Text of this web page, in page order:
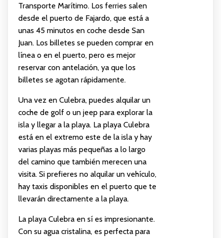
Transporte Marítimo. Los ferries salen
desde el puerto de Fajardo, que está a
unas 45 minutos en coche desde San
Juan. Los billetes se pueden comprar en
línea o en el puerto, pero es mejor
reservar con antelación, ya que los
billetes se agotan rápidamente.
Una vez en Culebra, puedes alquilar un
coche de golf o un jeep para explorar la
isla y llegar a la playa. La playa Culebra
está en el extremo este de la isla y hay
varias playas más pequeñas a lo largo
del camino que también merecen una
visita. Si prefieres no alquilar un vehículo,
hay taxis disponibles en el puerto que te
llevarán directamente a la playa.
La playa Culebra en sí es impresionante.
Con su agua cristalina, es perfecta para